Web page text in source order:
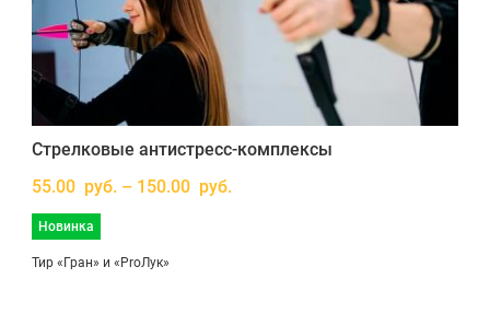
Стрелковые антистресс-комплексы
55.00 руб. – 150.00 руб.
Новинка
Тир «Гран» и «ProЛук»